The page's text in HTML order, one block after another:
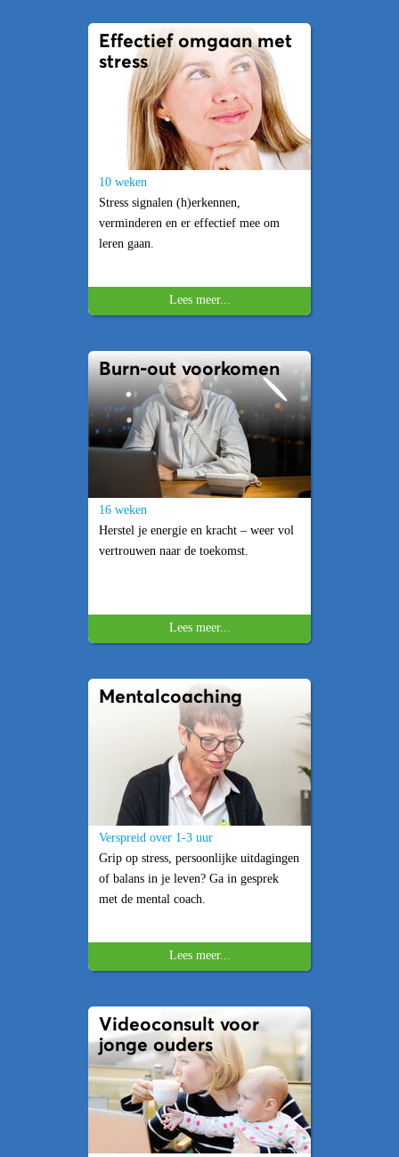
Effectief omgaan met
stress
10 weken
Stress signalen (h)erkennen,
verminderen en er effectief mee om
leren gaan.
Lees meer...
Burn-out voorkomen
16 weken
Herstel je energie en kracht – weer vol
vertrouwen naar de toekomst.
Lees meer...
Mentalcoaching
Verspreid over 1-3 uur
Grip op stress, persoonlijke uitdagingen
of balans in je leven? Ga in gesprek
met de mental coach.
Lees meer...
Videoconsult voor
jonge ouders